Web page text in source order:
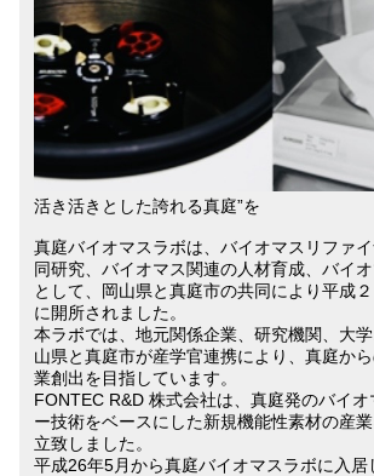
活き活きとした誇れる真庭”を
真庭バイオマスラボは、バイオマスリファ
同研究、バイオマス関連の人材育成、バイ
として、岡山県と真庭市の共同により平成
に開所されました。
本ラボでは、地元関係企業、研究機関、大
山県と真庭市が産学官連携により、真庭か
業創出を目指しています。
FONTEC R&D 株式会社は、真庭発のバイオ
ー技術をベースにした新規機能性素材の産
立致しました。
平成26年5月から真庭バイオマスラボに入居